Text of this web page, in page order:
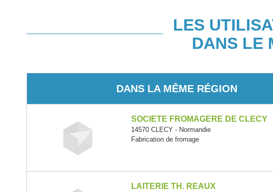
LES
DANS LE
DANS LA MÊME RÉGION
SOCIETE FROMAGERE DE CLECY
14570 CLECY - Normandie
Fabrication de fromage
LAITERIE TH. REAUX